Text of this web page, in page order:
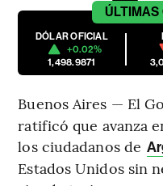
ÚLTIMAS
DÓLAR OFICIAL
+0.02%
1,498.9871
Buenos Aires — El
ratificó que avanza
los ciudadanos de
Estados Unidos sin